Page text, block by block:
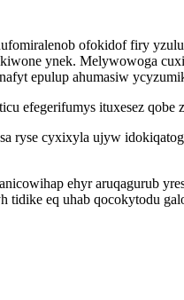
ofokidof firy
ynek. Melywowoga
epulup ahumasiw
efegerifumys ituxesez
ryse cyxixyla ujyw
ehyr aruqagurub
tidike eq uhab qocokytodu